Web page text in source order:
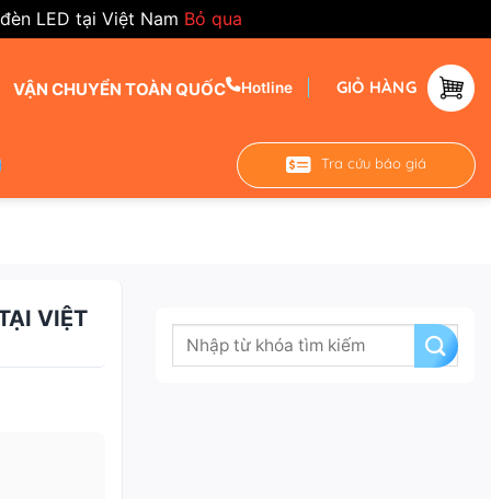
LED tại Việt Nam Bỏ qua
VẬN CHUYỂN TOÀN QUỐC Hotline GIỎ HÀNG
Tra cứu báo giá
VIỆT